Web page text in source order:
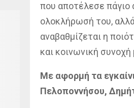
που αποτέλεσε πάγιο
ολοκλήρωσή του,
αναβαθμίζεται η
και κοινωνική
Με αφορμή τα
Πελοποννήσου,